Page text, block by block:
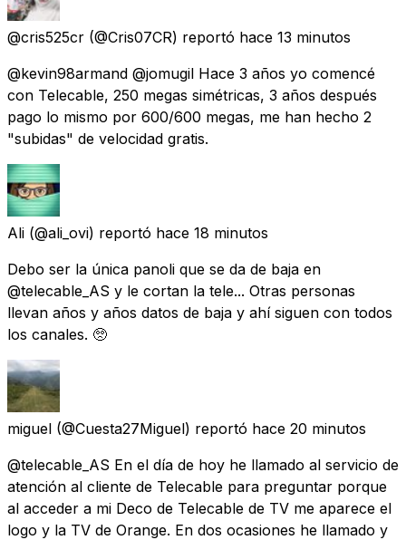
@cris525cr (@Cris07CR) reportó hace 13 minutos
@kevin98armand @jomugil Hace 3 años yo comencé
con Telecable, 250 megas simétricas, 3 años después
pago lo mismo por 600/600 megas, me han hecho 2
"subidas" de velocidad gratis.
Ali (@ali_ovi) reportó hace 18 minutos
Debo ser la única panoli que se da de baja en
@telecable_AS y le cortan la tele... Otras personas
llevan años y años datos de baja y ahí siguen con todos
los canales. 🥺
miguel (@Cuesta27Miguel) reportó hace 20 minutos
@telecable_AS En el día de hoy he llamado al servicio de
atención al cliente de Telecable para preguntar porque
al acceder a mi Deco de Telecable de TV me aparece el
logo y la TV de Orange. En dos ocasiones he llamado y